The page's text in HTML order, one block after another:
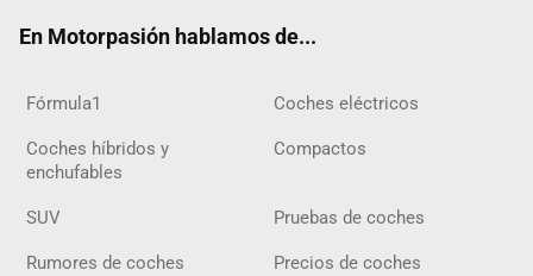
En Motorpasión hablamos de...
Fórmula1 Coches eléctricos
Coches híbridos y
enchufables
Compactos
SUV Pruebas de coches
Rumores de coches Precios de coches